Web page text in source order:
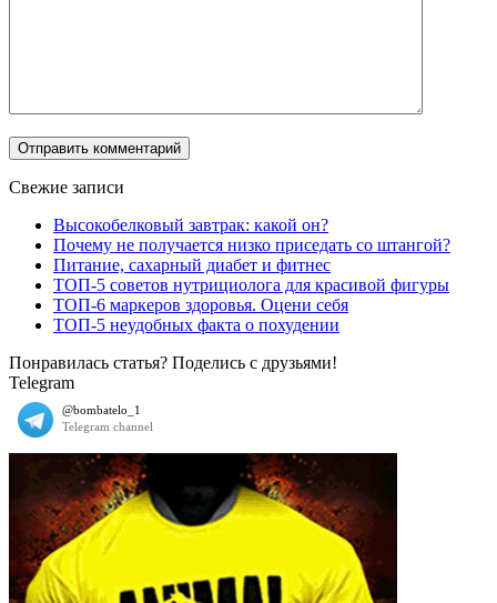
Свежие записи
Высокобелковый завтрак: какой он?
Почему не получается низко приседать со штангой?
Питание, сахарный диабет и фитнес
ТОП-5 советов нутрициолога для красивой фигуры
ТОП-6 маркеров здоровья. Оцени себя
ТОП-5 неудобных факта о похудении
Понравилась статья? Поделись с друзьями!
Telegram